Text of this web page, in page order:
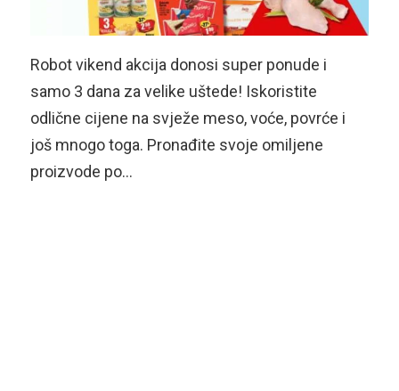
Robot vikend akcija donosi super ponude i
samo 3 dana za velike uštede! Iskoristite
odlične cijene na svježe meso, voće, povrće i
još mnogo toga. Pronađite svoje omiljene
proizvode po…